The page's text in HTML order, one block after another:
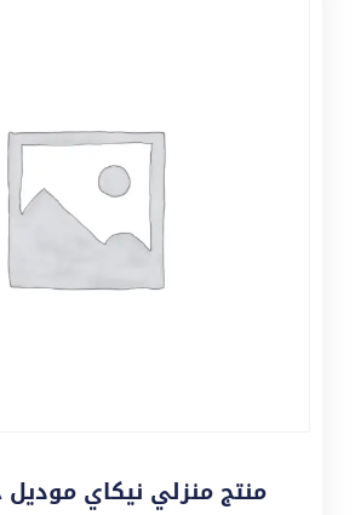
منتج منزلي نيكاي موديل NOH835A